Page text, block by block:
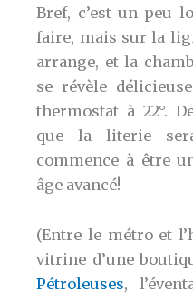
Bref, c’est un peu
faire, mais sur la
arrange, et la
se révèle
thermostat à 22°.
que la literie
commence à être
âge avancé!
(Entre le métro et
vitrine d’une
Pétroleuses,